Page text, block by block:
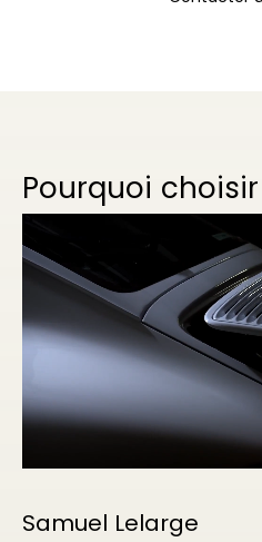
Pourquoi
Samuel Lelarge